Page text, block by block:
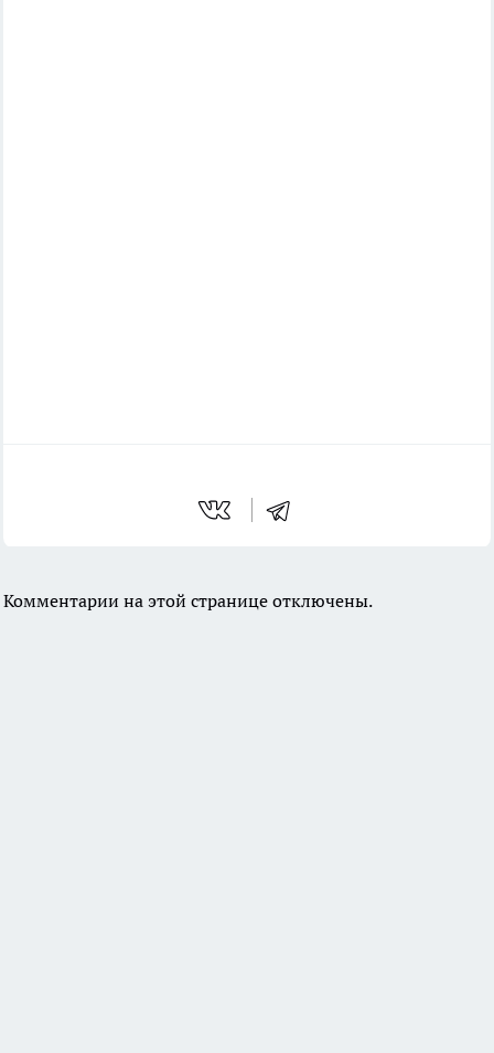
Комментарии на этой странице отключены.